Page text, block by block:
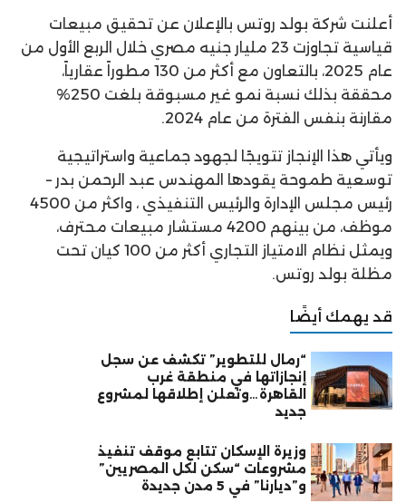
أعلنت شركة بولد روتس بالإعلان عن تحقيق مبيعات
قياسية تجاوزت 23 مليار جنيه مصري خلال الربع الأول من
عام 2025، بالتعاون مع أكثر من 130 مطوراً عقارياً،
محققة بذلك نسبة نمو غير مسبوقة بلغت 250%
مقارنة بنفس الفترة من عام 2024.
ويأتي هذا الإنجاز تتويجًا لجهود جماعية واستراتيجية
توسعية طموحة يقودها المهندس عبد الرحمن بدر –
رئيس مجلس الإدارة والرئيس التنفيذي ، واكثر من 4500
موظف، من بينهم 4200 مستشار مبيعات محترف،
ويمثل نظام الامتياز التجاري أكثر من 100 كيان تحت
مظلة بولد روتس.
قد يهمك أيضًا
“رمال للتطوير” تكشف عن سجل
إنجازاتها في منطقة غرب
القاهرة…وتعلن إطلاقها لمشروع
جديد
وزيرة الإسكان تتابع موقف تنفيذ
مشروعات “سكن لكل المصريين”
و”ديارنا” في 5 مدن جديدة